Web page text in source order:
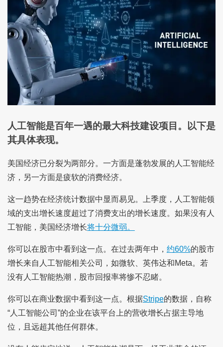
人工智能是百年一遇的最大科技建设项目。以下是
其具体表现。
美国经济已分裂为两部分。一方面是蓬勃发展的人工智能经
济，另一方面是疲软的消费经济。
这一趋势在经济统计数据中显而易见。上季度，人工智能领
域的支出增长速度超过了消费支出的增长速度。如果没有人
工智能，美国经济增长将十分微弱。
你可以在股市中看到这一点。在过去两年中， 约60%的股市
增长来自人工智能相关公司，如微软、英伟达和Meta。若
没有人工智能热潮，股市回报率将惨不忍睹。
你可以在商业数据中看到这一点。根据Stripe的数据，自称
“人工智能公司”的企业在该平台上的营收增长占据主导地
位，且远超其他任何群体。